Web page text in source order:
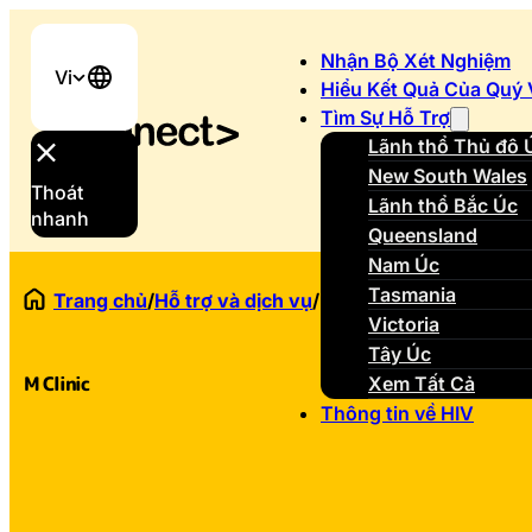
Nhận Bộ Xét Nghiệm
Hiểu Kết Quả Của Quý
Tìm Sự Hỗ Trợ
Lãnh thổ Thủ đô
New South Wales
Lãnh thổ Bắc Úc
Queensland
Nam Úc
Tasmania
Victoria
Tây Úc
Xem Tất Cả
Thông tin về HIV
Vi
Thoát
nhanh
Trang chủ/Hỗ trợ và dịch vụ/ M Clinic
M Clinic